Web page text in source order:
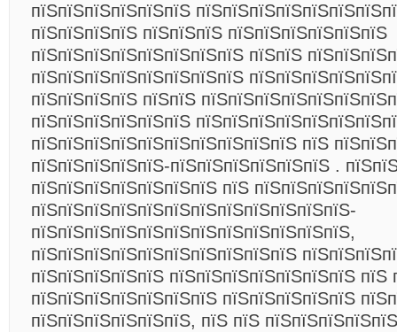
пїЅпїЅпїЅпїЅпїЅпїЅ
пїЅпїЅпїЅпїЅ пїЅпїЅпїЅ пїЅпїЅпїЅпїЅпїЅпїЅ
пїЅпїЅпїЅпїЅпїЅпїЅпїЅпїЅ пїЅпїЅ
пїЅпїЅпїЅпїЅпїЅпїЅпїЅпїЅ
пїЅпїЅпїЅпїЅ пїЅпїЅ
пїЅпїЅпїЅпїЅпїЅпїЅ
пїЅпїЅпїЅпїЅпїЅпїЅпїЅпїЅпїЅпїЅ пїЅ
пїЅпїЅпїЅпїЅпїЅ-пїЅпїЅпїЅпїЅпїЅпїЅ .
пїЅпїЅпїЅпїЅпїЅпїЅпїЅ пїЅ
пїЅпїЅпїЅпїЅпїЅпїЅпїЅпїЅпїЅпїЅпїЅпїЅ-
пїЅпїЅпїЅпїЅпїЅпїЅпїЅпїЅпїЅпїЅпїЅпїЅ,
пїЅпїЅпїЅпїЅпїЅпїЅпїЅпїЅпїЅпїЅ
пїЅпїЅпїЅпїЅпїЅ пїЅпїЅпїЅпїЅпїЅпїЅпїЅ пїЅ
пїЅпїЅпїЅпїЅпїЅпїЅпїЅ пїЅпїЅпїЅпїЅпїЅ
пїЅпїЅпїЅпїЅпїЅпїЅ, пїЅ пїЅ